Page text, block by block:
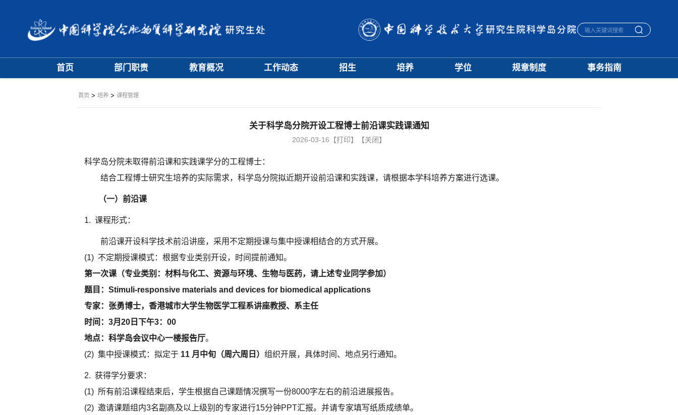
首页 部门职责 教育概况 工作动态 招生 培养
项目申报
学位 规章制度 事务指南
首页> 培养> 课程管理
关于科学岛分院开设工程博士前沿课实践课通知
2026-03-16 【打印】 【关闭】
科学岛分院未取得前沿课和实践课学分的工程博士：
结合工程博士研究生培养的实际需求，科学岛分院拟近期开设前沿课和实践课，请根据本学科培养方案进行选课。
（一） 前沿课
1. 课程形式：
前沿课开设科学技术前沿讲座，采用不定期授课与集中授课相结合的方式开展。
(1) 不定期授课模式：根据专业类别开设，时间提前通知。
第一次课（专业类别：材料与化工、资源与环境、生物与医药，请上述专业同学参加）
题目：Stimuli-responsive materials and devices for biomedical applications
专家：张勇博士，香港城市大学生物医学工程系讲座教授、系主任
时间：3月20日下午3：00
地点：科学岛会议中心一楼报告厅。
(2) 集中授课模式：拟定于 11 月 中旬（周六周日） 组织开展，具体时间、地点另行通知。
2. 获得学分要求：
(1) 所有前沿课程结束后，学生根据自己课题情况撰写一份8000字左右的前沿进展报告。
(2) 邀请课题组内3名副高及以上级别的专家进行15分钟PPT汇报。并请专家填写纸质成绩单。